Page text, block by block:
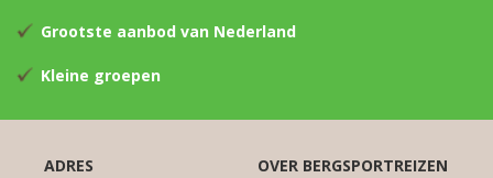
Grootste aanbod van Nederland
Kleine groepen
ADRES OVER BERGSPORTREIZEN